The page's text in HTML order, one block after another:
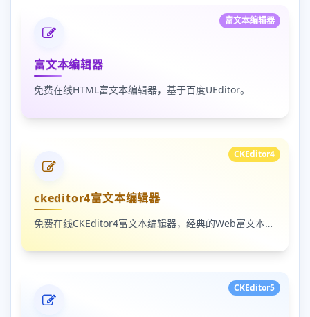
富文本编辑器
富文本编辑器
免费在线HTML富文本编辑器，基于百度UEditor。
CKEditor4
ckeditor4富文本编辑器
免费在线CKEditor4富文本编辑器，经典的Web富文本编辑工具。
CKEditor5